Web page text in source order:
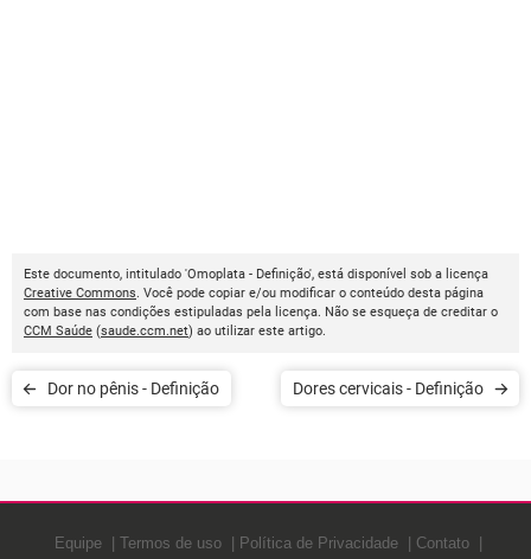
Este documento, intitulado 'Omoplata - Definição', está disponível sob a licença
Creative Commons. Você pode copiar e/ou modificar o conteúdo desta página
com base nas condições estipuladas pela licença. Não se esqueça de creditar o
CCM Saúde (saude.ccm.net) ao utilizar este artigo.
Dor no pênis - Definição Dores cervicais - Definição
Equipe Termos de uso Política de Privacidade Contato